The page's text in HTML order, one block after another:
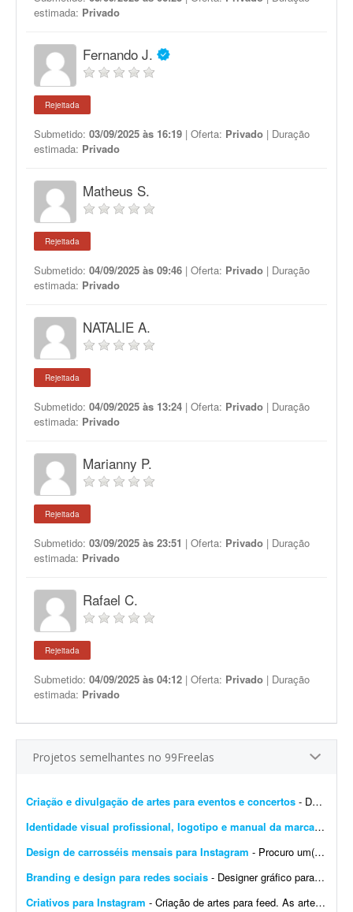
estimada: Privado
Fernando J.
Rejeitada
Submetido: 03/09/2025 às 16:19 | Oferta: Privado | Duração
estimada: Privado
Matheus S.
Rejeitada
Submetido: 04/09/2025 às 09:46 | Oferta: Privado | Duração
estimada: Privado
NATALIE A.
Rejeitada
Submetido: 04/09/2025 às 13:24 | Oferta: Privado | Duração
estimada: Privado
Marianny P.
Rejeitada
Submetido: 03/09/2025 às 23:51 | Oferta: Privado | Duração
estimada: Privado
Rafael C.
Rejeitada
Submetido: 04/09/2025 às 04:12 | Oferta: Privado | Duração
estimada: Privado
Projetos semelhantes no 99Freelas
Criação e divulgação de artes para eventos e concertos - Dar visibilidade por meio de publicidade, marketing, imagens 4D, propagandas, digitações, criação de logotipos e artes em geral. O objetivo é inovar na forma com...
Identidade visual profissional, logotipo e manual da marca
- Crio
Design de carrosséis mensais para Instagram - Procuro um(a) designer para criar 4 carrosséis por mês para o Instagram de uma franquia de uma rede de farmácias. A marca já tem identidade visual definida pela rede/mat...
Branding e design para redes sociais - Designer gráfico para startup SaaS na área da saúde (projeto inicial com possibilidade de longo prazo) Sobre a empresa A Sulnex é uma startup SaaS brasileira em desenv...
Criativos para Instagram - Criação de artes para feed. As artes para stories serão adaptações/replicações das peças do feed, com os ajustes necessários ao forma...